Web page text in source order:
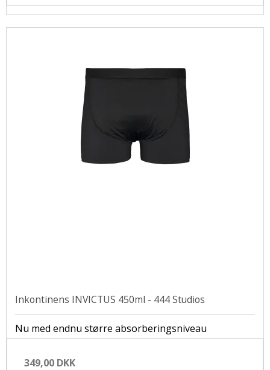
Inkontinens INVICTUS 450ml - 444 Studios
Nu med endnu større absorberingsniveau
349,00 DKK